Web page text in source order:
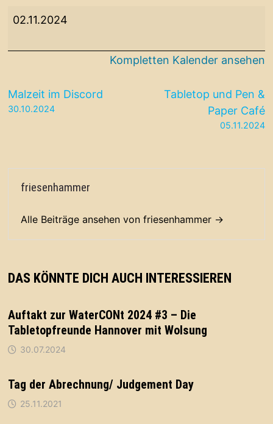
Haus
Vereine
02.11.2024
Kompletten Kalender ansehen
Beitragsnavigation
Malzeit im Discord
30.10.2024
Tabletop und Pen &
Paper Café
05.11.2024
friesenhammer
Alle Beiträge ansehen von friesenhammer →
DAS KÖNNTE DICH AUCH INTERESSIEREN
Auftakt zur WaterCONt 2024 #3 – Die
Tabletopfreunde Hannover mit Wolsung
30.07.2024
Tag der Abrechnung/ Judgement Day
25.11.2021